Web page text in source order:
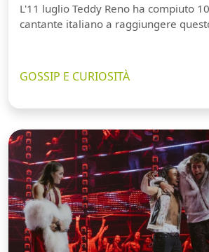
L'11 luglio Teddy Reno ha compiuto
cantante italiano a raggiungere
GOSSIP E CURIOSITÀ